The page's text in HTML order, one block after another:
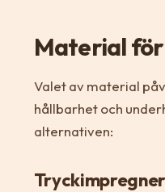
Material
Valet av material
hållbarhet och
alternativen: